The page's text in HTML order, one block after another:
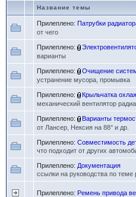
Название темы
Прилеплено: Патрубки
от чего
Прилеплено:
варианты
Прилеплено: Очищение
устранение мусора, промывка
Прилеплено: Крыльчатка
механический вентилятор
Прилеплено: Варианты
от Лансер, Нексия на 88° и др.
Прилеплено: Совместимость
что подходит от других
Прилеплено: Документация
ссылки на руководства по теме
Прилеплено: Ремень привода